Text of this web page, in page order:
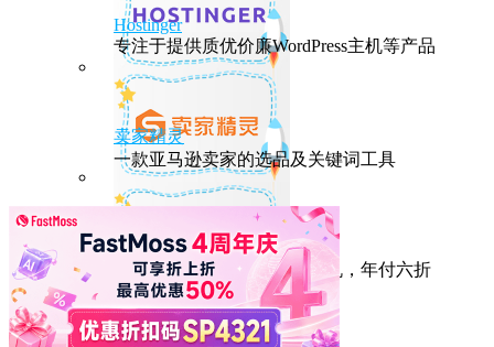
Hostinger
专注于提供质优价廉WordPress主机等产品
卖家精灵
一款亚马逊卖家的选品及关键词工具
HostEase
性能出众的高性价比美国主机，年付六折